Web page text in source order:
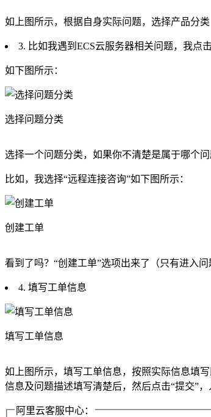
如上图所示，根据自身实际问题，选择产品分类
3. 比如我遇到ECS云服务器相关问题，我点
如下图所示：
选择问题分类
选择一个问题分类，如果你不清楚是属于哪个
比如，我选择“远程连接咨询”如下图所示：
创建工单
看到了吗？“创建工单”选项出来了（只有进入
4. 填写工单信息
填写工单信息
如上图所示，填写工单信息，按照实际信息填
信息及问题描述填写清楚后，然后点击“提交”
阿里云客服中心：